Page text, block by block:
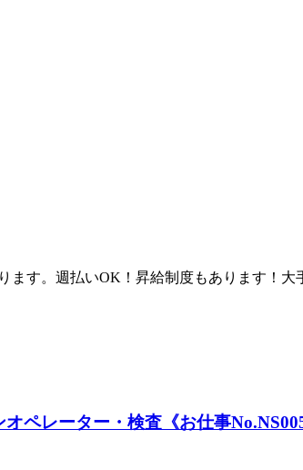
す。週払いOK！昇給制度もあります！
ペレーター・検査《お仕事